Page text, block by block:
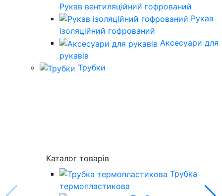
Рукав вентиляційний гофрований
Рукав
ізоляційний гофрований
Аксесуари для
рукавів
Трубки
Каталог товарів
Трубка
термопластикова